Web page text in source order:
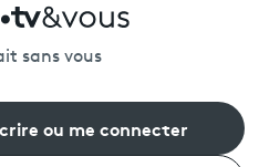
sans vous
ou me connecter